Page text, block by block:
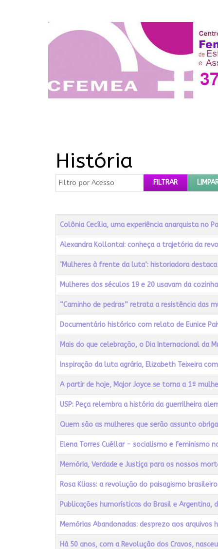
História
Filtro por Acesso FILTRAR
Título Acessos
Colônia Cecília, uma experiência anarquista no
Alexandra Kollontai: conheça a trajetória da
‘Mulheres à frente da luta’: historiadora
Mulheres dos séculos 19 e 20 usavam da
“Caminho de pedras” retrata a resistência das
Documentário histórico com relato de Eunice
Mais do que celebração, o Dia Internacional da
Inspiração da luta agrária, Elizabeth Teixeira
A partir de hoje, Major Joyce se torna a 1ª
USP: Peça relembra a história da guerrilheira
Quem são as mulheres que serão assunto
Elena Torres Cuéllar - socialismo e feminismo
Memória, Verdade e Justiça para os nossos
Rosa Kliass: a revolução do paisagismo brasileiro
Publicações humorísticas do Brasil e
Memórias Abandonadas: desprezo aos arquivos
Há 50 anos, com a Revolução dos Cravos,